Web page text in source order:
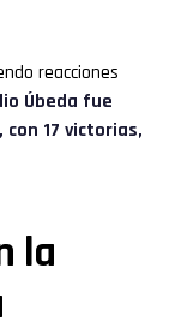
reacciones
Úbeda fue
17 victorias,
la